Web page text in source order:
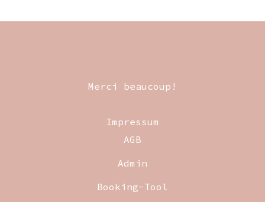
Merci beaucoup!
Impressum
AGB
Admin
Booking-Tool